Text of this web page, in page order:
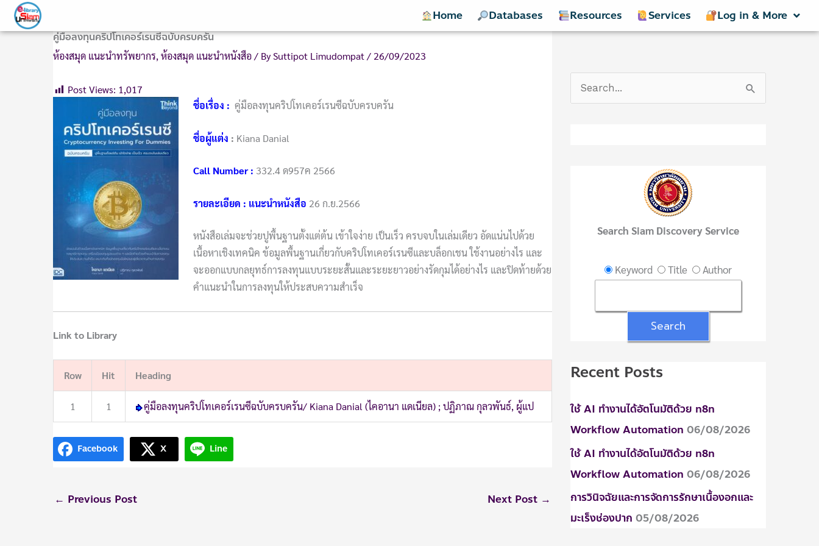
Skip
Home Databases Resources Services Log in & More
คู่มือลงทุนคริปโทเคอร์เรนซีฉบับครบครัน
ห้องสมุด แนะนำทรัพยากร, ห้องสมุด แนะนำหนังสือ/ BySuttipot Limudompat/ 26/09/2023
Post Views: 1,017
ชื่อเรื่อง : คู่มือลงทุนคริปโทเคอร์เรนซีฉบับครบครัน
ชื่อผู้แต่ง : Kiana Danial
Call Number: 332.4 ด957ค 2566
รายละเอียด : แนะนำหนังสือ 26 ก.ย.2566
หนังสือเล่มจะช่วยปูพื้นฐานตั้งแต่ต้น เข้าใจง่าย เป็นเร็ว ครบจบในเล่มเดียว อัดแน่นไปด้วย
เนื้อหาเชิงเทคนิค ข้อมูลพื้นฐานเกี่ยวกับคริปโทเคอร์เรนซีและบล็อกเชน ใช้งานอย่างไร และ
จะออกแบบกลยุทธ์การลงทุนแบบระยะสั้นและระยะยาวอย่างรัดกุมได้อย่างไร และปิดท้ายด้วย
คำแนะนำในการลงทุนให้ประสบความสำเร็จ
Link to Library
Row Hit Heading
1 1 คู่มือลงทุนคริปโทเคอร์เรนซีฉบับครบครัน/ Kiana Danial (ไคอานา แดเนียล) ; ปฏิภาณ กุลวพันธ์, ผู้แป
Facebook X Line
← Previous Post Next Post →
Search Siam Discovery Service
Keyword Title Author
Recent Posts
ใช้ AI ทำงานได้อัตโนมัติด้วย n8n
Workflow Automation 06/08/2026
ใช้ AI ทำงานได้อัตโนมัติด้วย n8n
Workflow Automation 06/08/2026
การวินิจฉัยและการจัดการรักษาเนื้องอกและ
มะเร็งช่องปาก 05/08/2026